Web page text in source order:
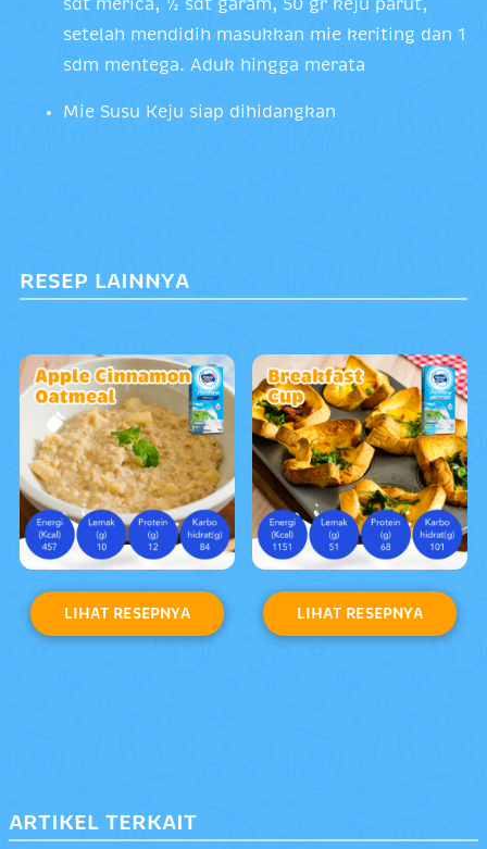
sdt merica, ½ sdt garam, 50 gr keju parut,
setelah mendidih masukkan mie keriting dan 1
sdm mentega. Aduk hingga merata
Mie Susu Keju siap dihidangkan
RESEP LAINNYA
LIHAT RESEPNYA LIHAT RESEPNYA
ARTIKEL TERKAIT